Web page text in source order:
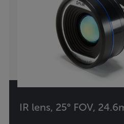
IR lens, 25° FOV,